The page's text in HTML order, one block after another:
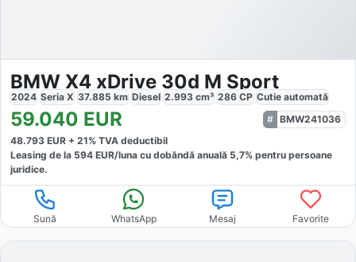
BMW X4 xDrive 30d M Sport
2024 Seria X 37.885 km Diesel 2.993 cm³ 286 CP Cutie automată
59.040 EUR
BMW241036
48.793 EUR + 21% TVA deductibil
Leasing de la 594 EUR/luna cu dobăndă anuală 5,7% pentru persoane
juridice.
Sună WhatsApp Mesaj Favorite